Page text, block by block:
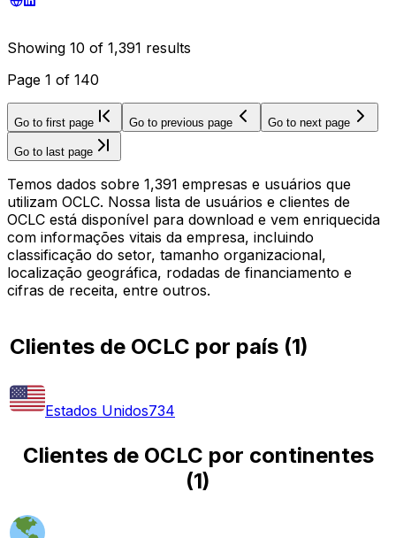
Showing 10 of 1,391 results
Page 1 of 140
Go to first page Go to previous page Go to next page
Go to last page
Temos dados sobre 1,391 empresas e usuários que
utilizam OCLC. Nossa lista de usuários e clientes de
OCLC está disponível para download e vem enriquecida
com informações vitais da empresa, incluindo
classificação do setor, tamanho organizacional,
localização geográfica, rodadas de financiamento e
cifras de receita, entre outros.
Clientes de OCLC por país (1)
Estados Unidos734
Clientes de OCLC por continentes
(1)